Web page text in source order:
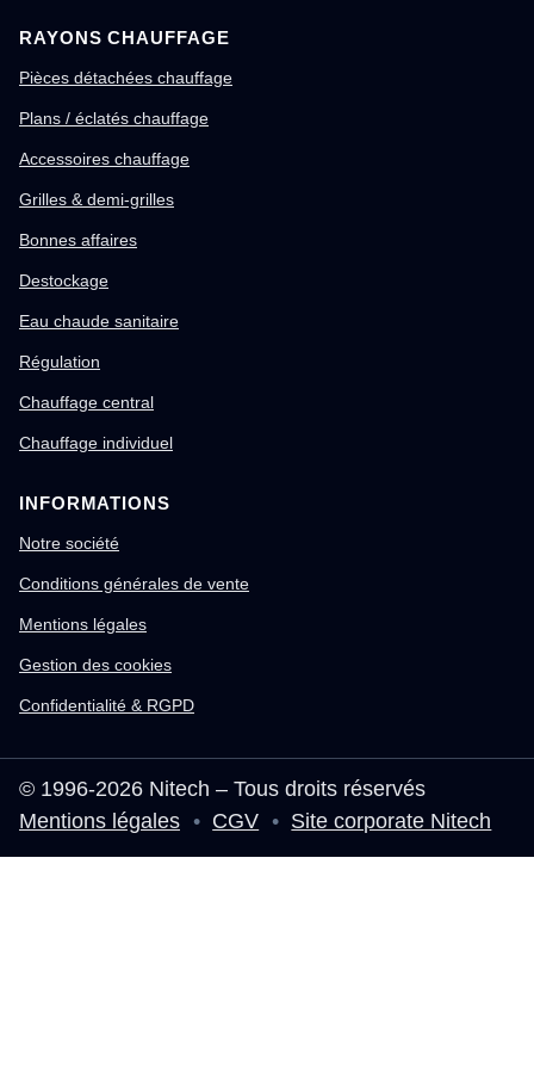
RAYONS CHAUFFAGE
Pièces détachées chauffage
Plans / éclatés chauffage
Accessoires chauffage
Grilles & demi-grilles
Bonnes affaires
Destockage
Eau chaude sanitaire
Régulation
Chauffage central
Chauffage individuel
INFORMATIONS
Notre société
Conditions générales de vente
Mentions légales
Gestion des cookies
Confidentialité & RGPD
© 1996-2026 Nitech – Tous droits réservés
Mentions légales • CGV • Site corporate Nitech